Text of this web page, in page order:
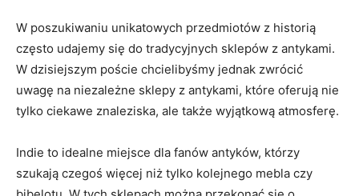
W poszukiwaniu unikatowych‍ przedmiotów z⁤ historią
często udajemy się do‍ tradycyjnych sklepów z antykami.
W ‍dzisiejszym poście chcielibyśmy‌ jednak zwrócić
uwagę‌ na ‍niezależne‍ sklepy z antykami,⁢ które⁤ oferują ‍nie
tylko ciekawe znaleziska, ​ale także wyjątkową atmosferę.
Indie to idealne miejsce​ dla ⁣fanów antyków, którzy
szukają czegoś więcej niż tylko kolejnego‌ mebla czy